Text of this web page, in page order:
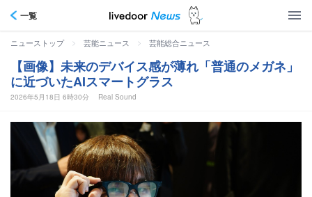
一覧
ニューストップ > 芸能ニュース > 芸能総合ニュース
【画像】未来のデバイス感が薄れ「普通のメガネ」
に近づいたAIスマートグラス
2026年5月18日 6時30分 Real Sound